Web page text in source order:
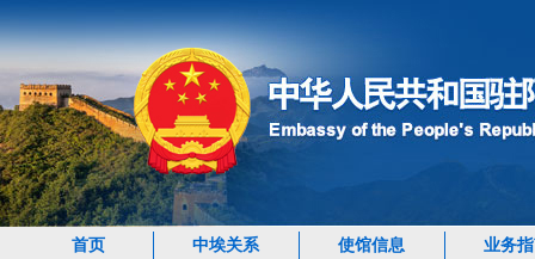
首页 中埃关系 使馆信息 业务